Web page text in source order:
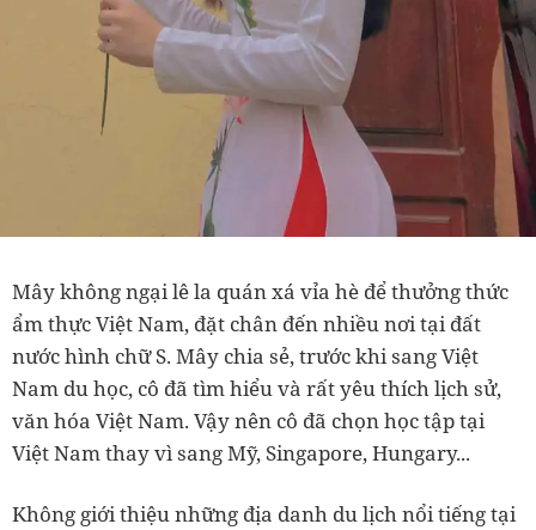
Mây không ngại lê la quán xá vỉa hè để thưởng thức
ẩm thực Việt Nam, đặt chân đến nhiều nơi tại đất
nước hình chữ S. Mây chia sẻ, trước khi sang Việt
Nam du học, cô đã tìm hiểu và rất yêu thích lịch sử,
văn hóa Việt Nam. Vậy nên cô đã chọn học tập tại
Việt Nam thay vì sang Mỹ, Singapore, Hungary...
Không giới thiệu những địa danh du lịch nổi tiếng tại